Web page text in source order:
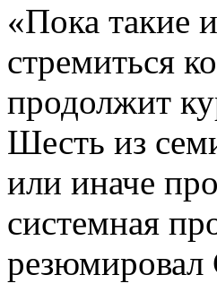
«Пока такие
стремиться
продолжит
Шесть из
или иначе
системная
резюмировал